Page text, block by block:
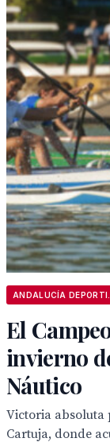
El
invierno
Náutico
Victoria absoluta
Cartuja, donde